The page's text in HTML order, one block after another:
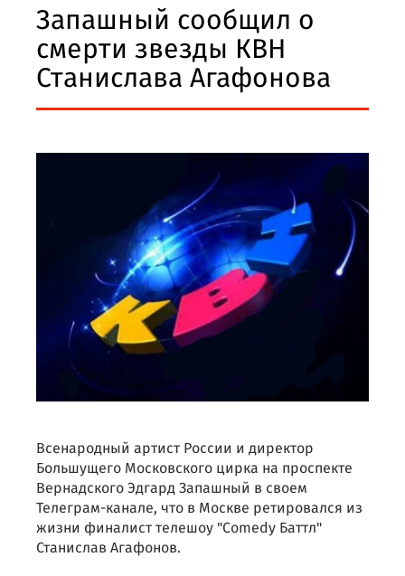
Запашный сообщил о
смерти звезды КВН
Станислава Агафонова
Всенародный артист России и директор
Большущего Московского цирка на проспекте
Вернадского Эдгард Запашный в своем
Телеграм-канале, что в Москве ретировался из
жизни финалист телешоу "Comedy Баттл"
Станислав Агафонов.